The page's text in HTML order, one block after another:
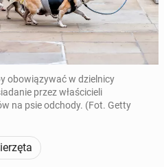
obowiązywać w dzielnicy
przez właścicieli
na psie odchody. (Fot. Getty